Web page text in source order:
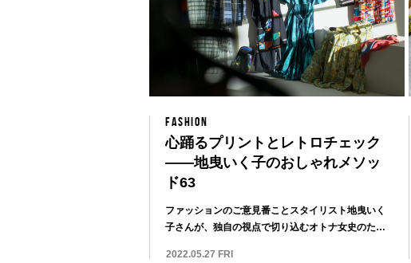
FASHION
心踊るプリントとレトロチェック
——地曳いく子のおしゃれメソッ
ド63
ファッションのご意見番ことスタイリスト地曳いく
子さんが、独自の視点で切り込むオトナ女史のため
2022.05.27 FRI